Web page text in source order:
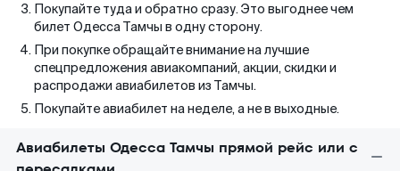
Покупайте туда и обратно сразу. Это выгоднее чем
билет Одесса Тамчы в одну сторону.
При покупке обращайте внимание на лучшие
спецпредложения авиакомпаний, акции, скидки и
распродажи авиабилетов из Тамчы.
Покупайте авиабилет на неделе, а не в выходные.
Авиабилеты Одесса Тамчы прямой рейс или с